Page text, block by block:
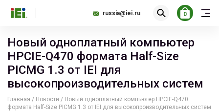
russia@iei.ru 0
Новый одноплатный компьютер
HPCIE-Q470 формата Half-Size
PICMG 1.3 от IEI для
высокопроизводительных систем
Главная / Новости / Новый одноплатный компьютер HPCIE-Q470
формата Half-Size PICMG 1.3 от IEI для высокопроизводительных систем